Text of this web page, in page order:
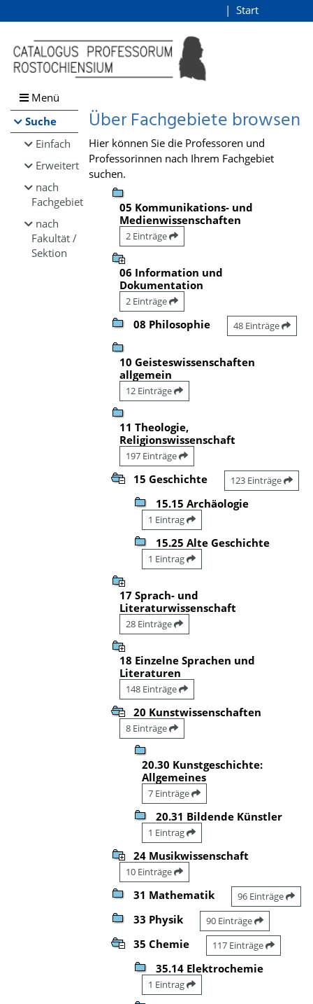
Browsen
direkt zum Inhalt
Start
Menü
Suche
Einfach
Erweitert
nach
Fachgebiet
nach
Fakultät /
Sektion
Über Fachgebiete browsen
Hier können Sie die Professoren und
Professorinnen nach Ihrem Fachgebiet
suchen.
05 Kommunikations- und
Medienwissenschaften
2 Einträge
06 Information und
Dokumentation
2 Einträge
08 Philosophie 48 Einträge
10 Geisteswissenschaften
allgemein
12 Einträge
11 Theologie,
Religionswissenschaft
197 Einträge
15 Geschichte 123 Einträge
15.15 Archäologie
1 Eintrag
15.25 Alte Geschichte
1 Eintrag
17 Sprach- und
Literaturwissenschaft
28 Einträge
18 Einzelne Sprachen und
Literaturen
148 Einträge
20 Kunstwissenschaften
8 Einträge
20.30 Kunstgeschichte:
Allgemeines
7 Einträge
20.31 Bildende Künstler
1 Eintrag
24 Musikwissenschaft
10 Einträge
31 Mathematik 96 Einträge
33 Physik 90 Einträge
35 Chemie 117 Einträge
35.14 Elektrochemie
1 Eintrag